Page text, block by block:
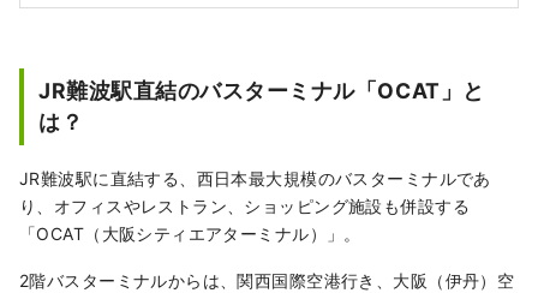
JR難波駅直結のバスターミナル「OCAT」と
は？
JR難波駅に直結する、西日本最大規模のバスターミナルであ
り、オフィスやレストラン、ショッピング施設も併設する
「OCAT（大阪シティエアターミナル）」。
2階バスターミナルからは、関西国際空港行き、大阪（伊丹）空